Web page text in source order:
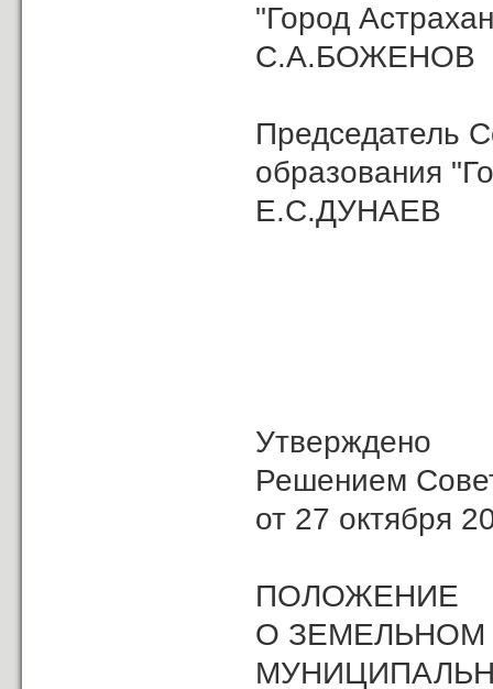
"Город
С.А.БОЖЕНОВ
Председатель
образования
Е.С.ДУНАЕВ
Утверждено
Решением
от 27 октября
ПОЛОЖЕНИЕ
О ЗЕМЕЛЬНОМ